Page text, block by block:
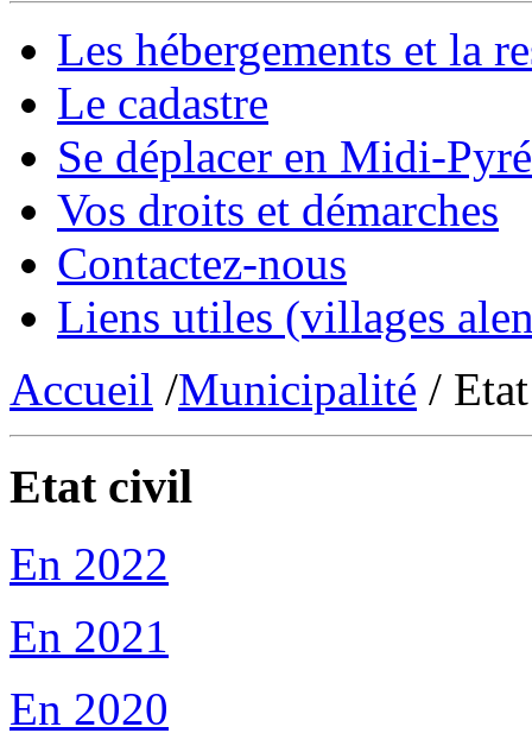
Les hébergements et la
Le cadastre
Se déplacer en Midi-
Vos droits et démarches
Contactez-nous
Liens utiles (villages
Accueil /Municipalité /
Etat civil
En 2022
En 2021
En 2020